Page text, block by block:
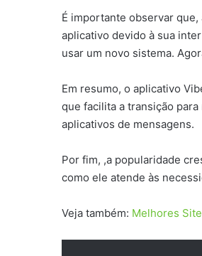
É importante observar
aplicativo devido à sua
usar um novo sistema.
Em resumo, o aplicativo
que facilita a transição
aplicativos de mensagens.
Por fim, ,a popularidade
como ele atende às
Veja também: Melhores